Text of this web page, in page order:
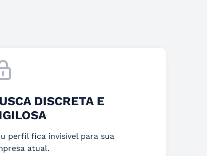
DISCRETA E
perfil fica invisível para sua
atual.